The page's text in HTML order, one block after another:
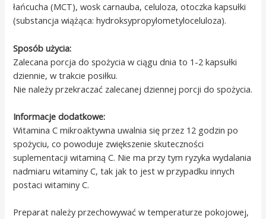
łańcucha (MCT), wosk carnauba, celuloza, otoczka kapsułki
(substancja wiążąca: hydroksypropylometyloceluloza).
Sposób użycia:
Zalecana porcja do spożycia w ciągu dnia to 1-2 kapsułki
dziennie, w trakcie posiłku.
Nie należy przekraczać zalecanej dziennej porcji do spożycia.
Informacje dodatkowe:
Witamina C mikroaktywna uwalnia się przez 12 godzin po
spożyciu, co powoduje zwiększenie skuteczności
suplementacji witaminą C. Nie ma przy tym ryzyka wydalania
nadmiaru witaminy C, tak jak to jest w przypadku innych
postaci witaminy C.
Preparat należy przechowywać w temperaturze pokojowej,